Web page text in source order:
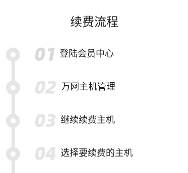
续费流程
登陆会员中心
万网主机管理
继续续费主机
选择要续费的主机